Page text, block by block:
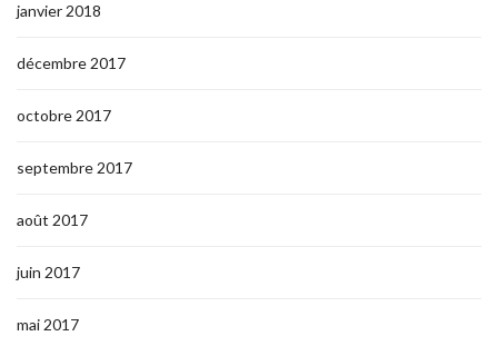
janvier 2018
décembre 2017
octobre 2017
septembre 2017
août 2017
juin 2017
mai 2017